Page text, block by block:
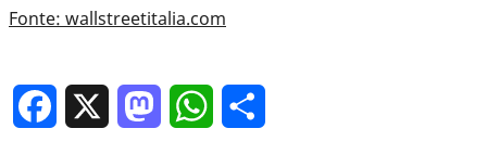
Fonte: wallstreetitalia.com
Facebook MastodonWhatsApp